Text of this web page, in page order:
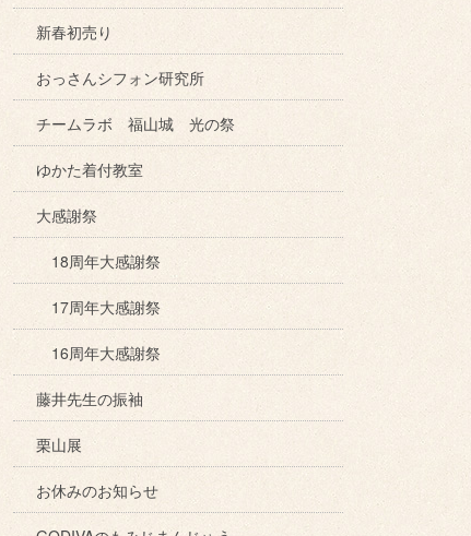
新春初売り
おっさんシフォン研究所
チームラボ 福山城 光の祭
ゆかた着付教室
大感謝祭
18周年大感謝祭
17周年大感謝祭
16周年大感謝祭
藤井先生の振袖
栗山展
お休みのお知らせ